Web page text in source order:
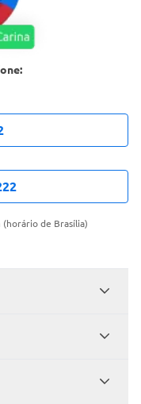
(horário de Brasília)